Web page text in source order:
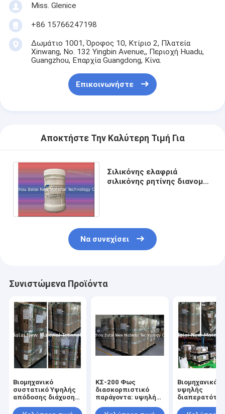
Miss. Glenice
+86 15766247198
Δωμάτιο 1001, Όροφος 10, Κτίριο 2, Πλατεία
Xinwang, No. 132 Yingbin Avenue,, Περιοχή Huadu,
Guangzhou, Επαρχία Guangdong, Κίνα.
Επικοινωνήστε
Αποκτήστε Την Καλύτερη Τιμή Για
Σιλικόνης ελαφριά
σιλικόνης ρητίνης διανομή
Να συνεχίσει
Συνιστώμενα Προϊόντα
Βιομηχανικό
συστατικό Υψηλής
απόδοσης διάχυσης
καθοδήγησης φωτός
ΚΣ-200 Φως
διασκορπιστικό
παράγοντα: υψηλή
χαμηλή ομίχλη για
Βιομηχανικός
υψηλής
διάχυσης